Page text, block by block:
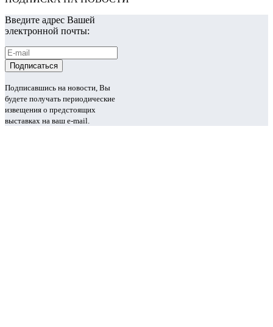
Введите адрес Вашей
электронной почты:
Подписавшись на новости, Вы
будете получать периодические
извещения о предстоящих
выставках на ваш e-mail.